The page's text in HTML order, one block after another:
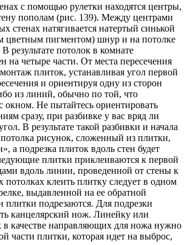
с помощью рулетки находятся центры,
пополам (рис. 139). Между центрами
стенах натягивается натертый синькой
пигментом) шнур и на потолке
результате потолок в комнате
на четыре части. От места пересечения
плиток, устанавливая угол первой
и ориентируя одну из сторон
из линий, обычно по той, что
окном. Не пытайтесь ориентировать
сразу, при разбивке у вас вряд ли
В результате такой разбивки и начала
рисунок, сложенный из плитки,
а подрезка плиток вдоль стен будет
плитки приклеиваются к первой
вдоль линии, проведенной от стены к
клеить плитку следует в одном
выдавленной на ее обратной
плитки подрезаются. Для подрезки
канцелярский нож. Линейку или
в качестве направляющих для ножа нужно
части плитки, которая идет на выброс,